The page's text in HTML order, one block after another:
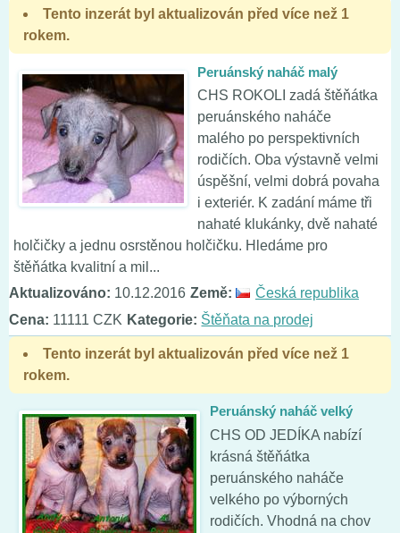
Tento inzerát byl aktualizován před více než 1
rokem.
Peruánský naháč malý
CHS ROKOLI zadá štěňátka
peruánského naháče
malého po perspektivních
rodičích. Oba výstavně velmi
úspěšní, velmi dobrá povaha
i exteriér. K zadání máme tři
nahaté klukánky, dvě nahaté
holčičky a jednu osrstěnou holčičku. Hledáme pro
štěňátka kvalitní a mil...
Aktualizováno: 10.12.2016 Země:
Česká republika
Cena: 11111 CZK Kategorie: Štěňata na prodej
Tento inzerát byl aktualizován před více než 1
rokem.
Peruánský naháč velký
CHS OD JEDÍKA nabízí
krásná štěňátka
peruánského naháče
velkého po výborných
rodičích. Vhodná na chov